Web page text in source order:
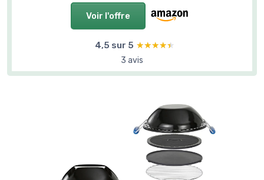
Voir l'offre
4,5 sur 5 ★★★★★
★★★★★
3 avis